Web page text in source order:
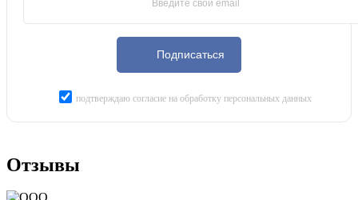
Подписаться
подтверждаю согласие на обработку персональных данных
Отзывы